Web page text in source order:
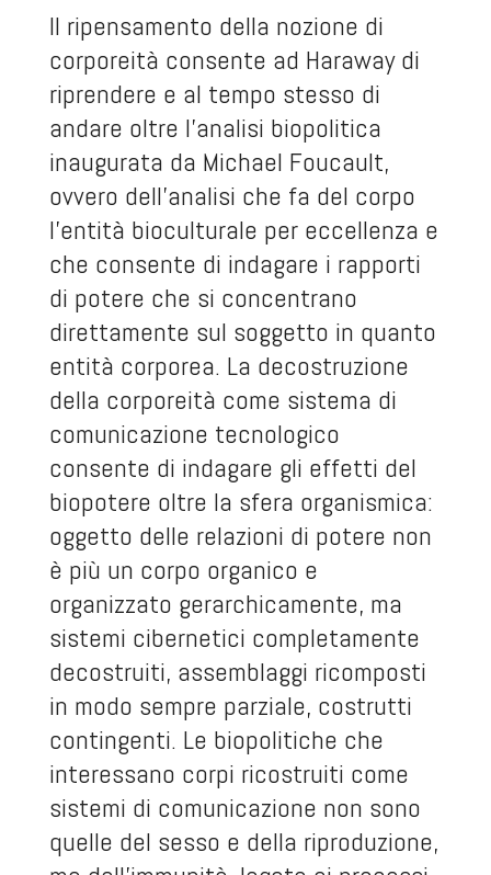
Il ripensamento della nozione di
corporeità consente ad Haraway di
riprendere e al tempo stesso di
andare oltre l’analisi biopolitica
inaugurata da Michael Foucault,
ovvero dell’analisi che fa del corpo
l’entità bioculturale per eccellenza e
che consente di indagare i rapporti
di potere che si concentrano
direttamente sul soggetto in quanto
entità corporea. La decostruzione
della corporeità come sistema di
comunicazione tecnologico
consente di indagare gli effetti del
biopotere oltre la sfera organismica:
oggetto delle relazioni di potere non
è più un corpo organico e
organizzato gerarchicamente, ma
sistemi cibernetici completamente
decostruiti, assemblaggi ricomposti
in modo sempre parziale, costrutti
contingenti. Le biopolitiche che
interessano corpi ricostruiti come
sistemi di comunicazione non sono
quelle del sesso e della riproduzione,